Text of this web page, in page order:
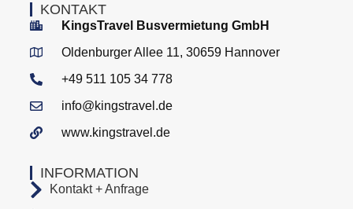
INFORMATION
Kontakt + Anfrage
KONTAKT
KingsTravel Busvermietung GmbH
Oldenburger Allee 11, 30659 Hannover
+49 511 105 34 778
info@kingstravel.de
www.kingstravel.de